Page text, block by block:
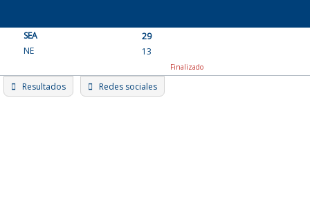
content
SEA
29
NE
13
Finalizado
Resultados Redes sociales